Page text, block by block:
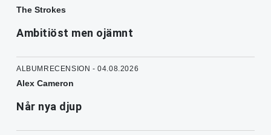
The Strokes
Ambitiöst men ojämnt
ALBUMRECENSION - 04.08.2026
Alex Cameron
Når nya djup